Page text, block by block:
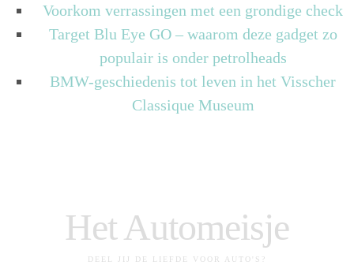
Voorkom verrassingen met een grondige check
Target Blu Eye GO – waarom deze gadget zo
populair is onder petrolheads
BMW-geschiedenis tot leven in het Visscher
Classique Museum
Het Automeisje
DEEL JIJ DE LIEFDE VOOR AUTO'S?